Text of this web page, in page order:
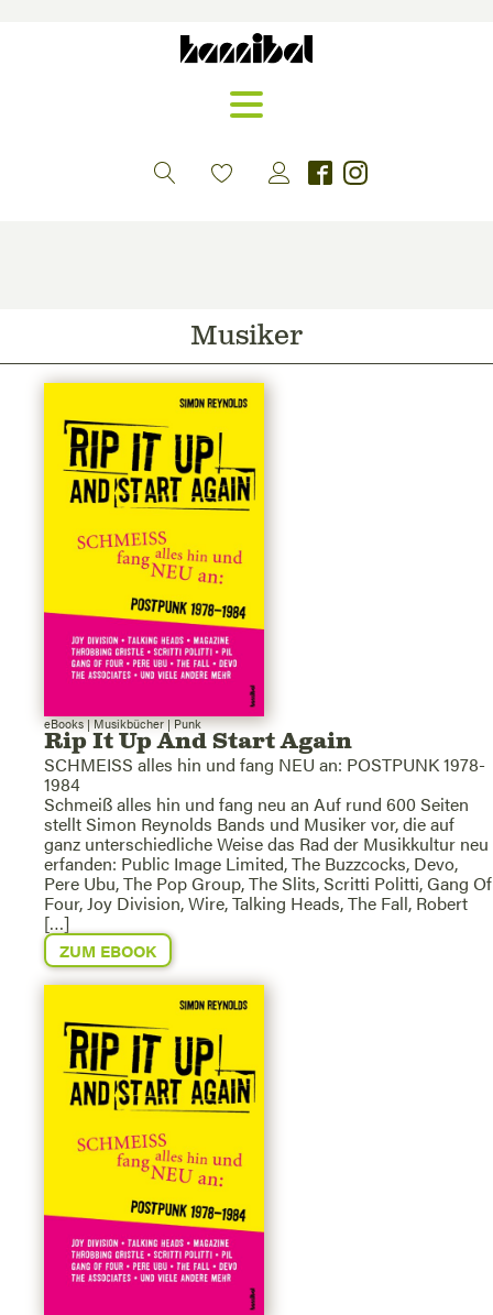
Musiker
eBooks|Musikbücher|Punk
Rip It Up And Start Again
SCHMEISS alles hin und fang NEU an: POSTPUNK 1978-
1984
Schmeiß alles hin und fang neu an Auf rund 600 Seiten
stellt Simon Reynolds Bands und Musiker vor, die auf
ganz unterschiedliche Weise das Rad der Musikkultur neu
erfanden: Public Image Limited, The Buzzcocks, Devo,
Pere Ubu, The Pop Group, The Slits, Scritti Politti, Gang Of
Four, Joy Division, Wire, Talking Heads, The Fall, Robert
[…]
ZUM EBOOK